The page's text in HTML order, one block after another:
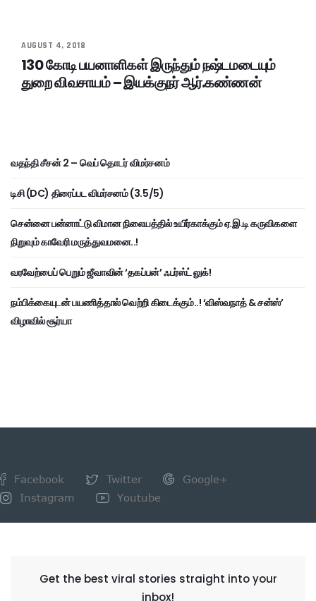
AUGUST 4, 2018
130 கோடி பயனாளிகள் இருந்தும் நஷ்டமடையும்
துறை விவசாயம் – இயக்குநர் ஆர்.கண்ணன்
வதந்தி சீசன் 2 – வெப் தொடர் விமர்சனம்
டிசி (DC) திரைப்பட விமர்சனம் (3.5/5)
சென்னை பன்னாட்டு விமான நிலையத்தில் உயிர்காக்கும் ஏ.இ.டி கருவிகளை
நிறுவும் காவேரி மருத்துவமனை..!
வரவேற்பைப் பெறும் ஜீவாவின் ‘தகப்பன்’ ஃபர்ஸ்ட் லுக்!
நம்பிக்கையுடன் பயணித்தால் வெற்றி கிடைக்கும்..! ‘விஸ்வநாத் & சன்ஸ்’
விழாவில் சூர்யா
Facebook Twitter
Google+
Instagram
Youtube
Get the best viral stories straight into your
inbox!